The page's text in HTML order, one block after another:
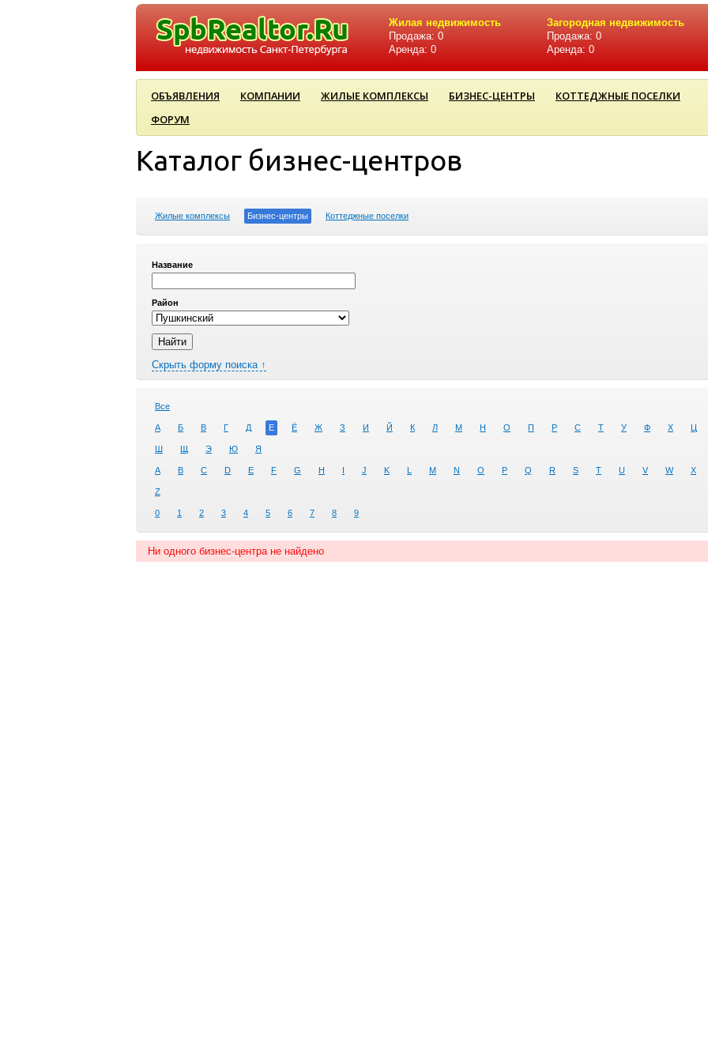
Жилая недвижимость
Продажа: 0
Аренда: 0
Загородная недвижимость
Продажа: 0
Аренда: 0
ОБЪЯВЛЕНИЯ КОМПАНИИ ЖИЛЫЕ КОМПЛЕКСЫ БИЗНЕС-ЦЕНТРЫ
КОТТЕДЖНЫЕ ПОСЕЛКИ
ФОРУМ
Каталог бизнес-центров
Жилые комплексы Бизнес-центры Коттеджные поселки
Название
Район
Скрыть форму поиска ↑
Все
А Б В Г Д Е Ё Ж З И Й К Л М Н О П Р С Т У Ф Х Ц
Ш Щ Э Ю Я
A B C D E F G H I J K L M N O P Q R S T U V W X
Z
0 1 2 3 4 5 6 7 8 9
Ни одного бизнес-центра не найдено